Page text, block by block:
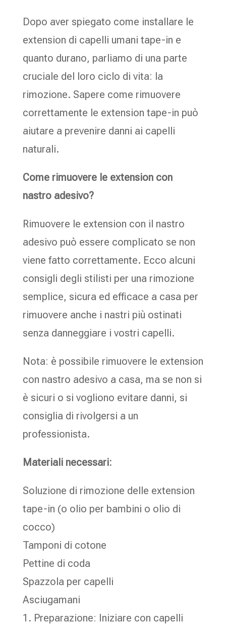
Dopo aver spiegato come installare le
extension di capelli umani tape-in e
quanto durano, parliamo di una parte
cruciale del loro ciclo di vita: la
rimozione. Sapere come rimuovere
correttamente le extension tape-in può
aiutare a prevenire danni ai capelli
naturali.
Come rimuovere le extension con
nastro adesivo?
Rimuovere le extension con il nastro
adesivo può essere complicato se non
viene fatto correttamente. Ecco alcuni
consigli degli stilisti per una rimozione
semplice, sicura ed efficace a casa per
rimuovere anche i nastri più ostinati
senza danneggiare i vostri capelli.
Nota: è possibile rimuovere le extension
con nastro adesivo a casa, ma se non si
è sicuri o si vogliono evitare danni, si
consiglia di rivolgersi a un
professionista.
Materiali necessari:
Soluzione di rimozione delle extension
tape-in (o olio per bambini o olio di
cocco)
Tamponi di cotone
Pettine di coda
Spazzola per capelli
Asciugamani
1. Preparazione: Iniziare con capelli